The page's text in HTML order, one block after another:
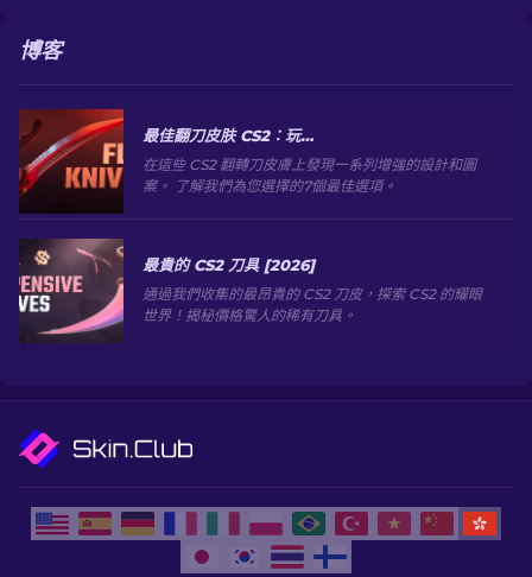
博客
最佳翻刀皮肤 CS2：玩家选择 [2026]
在這些 CS2 翻轉刀皮膚上發現一系列增強的設計和圖
案。 了解我們為您選擇的7個最佳選項。
最貴的 CS2 刀具 [2026]
通過我們收集的最昂貴的 CS2 刀皮，探索 CS2 的耀眼
世界！揭秘價格驚人的稀有刀具。